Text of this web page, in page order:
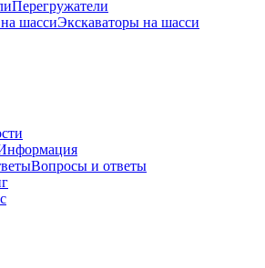
Перегружатели
Экскаваторы на шасси
Вопросы и ответы